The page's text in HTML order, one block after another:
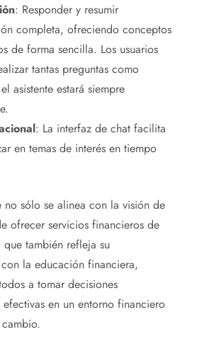
: Responder y resumir
completa, ofreciendo conceptos
de forma sencilla. Los usuarios
tantas preguntas como
asistente estará siempre
: La interfaz de chat facilita
en temas de interés en tiempo
no sólo se alinea con la visión de
ofrecer servicios financieros de
también refleja su
la educación financiera,
a tomar decisiones
en un entorno financiero